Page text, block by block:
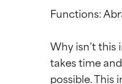
Functions:
Why isn’t
takes time